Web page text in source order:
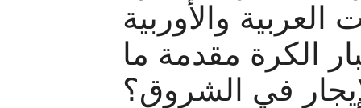
العربية والأوربية
الكرة مقدمة ما
في الشروق؟